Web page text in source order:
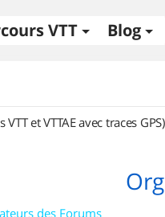
VTT Blog
VTT et VTTAE avec traces GPS)
des Forums